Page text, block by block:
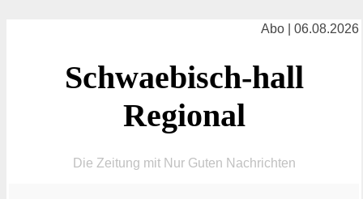
Abo | 06.08.2026
Schwaebisch-hall
Regional
Die Zeitung mit Nur Guten Nachrichten